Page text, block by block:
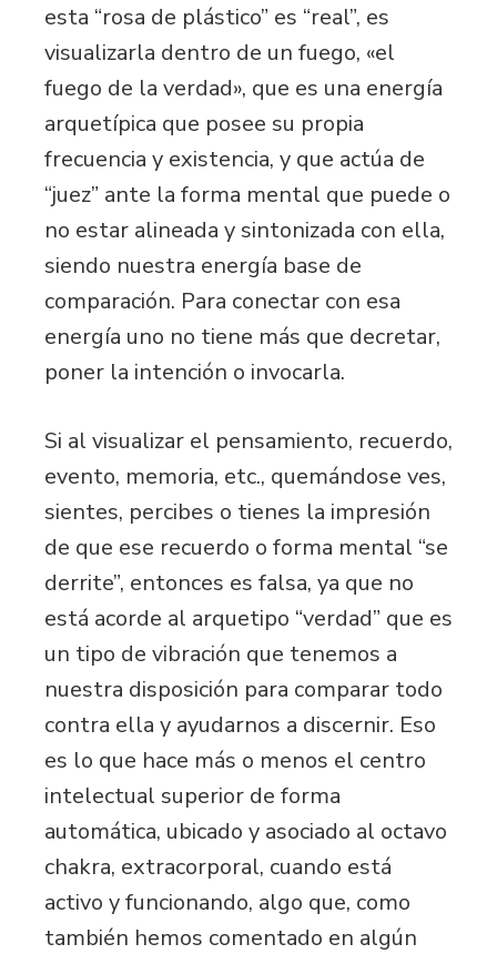
esta “rosa de plástico” es “real”, es
visualizarla dentro de un fuego, «el
fuego de la verdad», que es una energía
arquetípica que posee su propia
frecuencia y existencia, y que actúa de
“juez” ante la forma mental que puede o
no estar alineada y sintonizada con ella,
siendo nuestra energía base de
comparación. Para conectar con esa
energía uno no tiene más que decretar,
poner la intención o invocarla.
Si al visualizar el pensamiento, recuerdo,
evento, memoria, etc., quemándose ves,
sientes, percibes o tienes la impresión
de que ese recuerdo o forma mental “se
derrite”, entonces es falsa, ya que no
está acorde al arquetipo “verdad” que es
un tipo de vibración que tenemos a
nuestra disposición para comparar todo
contra ella y ayudarnos a discernir. Eso
es lo que hace más o menos el centro
intelectual superior de forma
automática, ubicado y asociado al octavo
chakra, extracorporal, cuando está
activo y funcionando, algo que, como
también hemos comentado en algún